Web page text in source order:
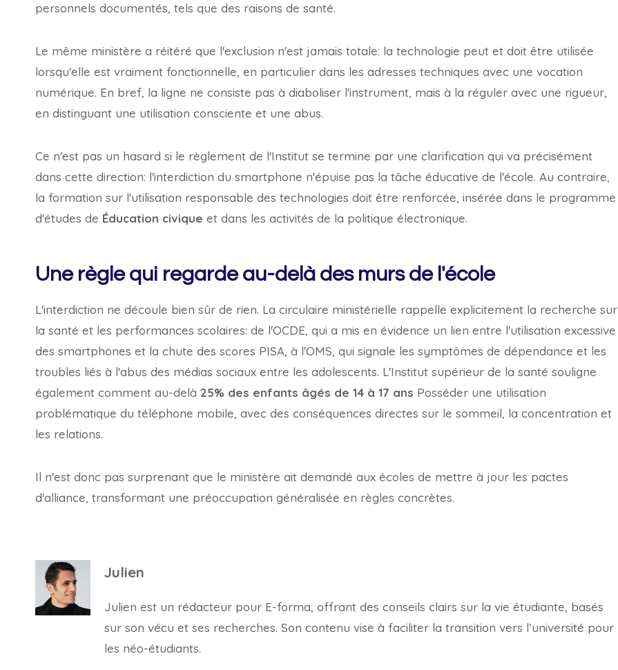
personnels documentés, tels que des raisons de santé.
Le même ministère a réitéré que l'exclusion n'est jamais totale: la technologie peut et doit être utilisée
lorsqu'elle est vraiment fonctionnelle, en particulier dans les adresses techniques avec une vocation
numérique. En bref, la ligne ne consiste pas à diaboliser l'instrument, mais à la réguler avec une rigueur,
en distinguant une utilisation consciente et une abus.
Ce n'est pas un hasard si le règlement de l'Institut se termine par une clarification qui va précisément
dans cette direction: l'interdiction du smartphone n'épuise pas la tâche éducative de l'école. Au contraire,
la formation sur l'utilisation responsable des technologies doit être renforcée, insérée dans le programme
d'études de Éducation civique et dans les activités de la politique électronique.
Une règle qui regarde au-delà des murs de l'école
L'interdiction ne découle bien sûr de rien. La circulaire ministérielle rappelle explicitement la recherche sur
la santé et les performances scolaires: de l'OCDE, qui a mis en évidence un lien entre l'utilisation excessive
des smartphones et la chute des scores PISA, à l'OMS, qui signale les symptômes de dépendance et les
troubles liés à l'abus des médias sociaux entre les adolescents. L'Institut supérieur de la santé souligne
également comment au-delà 25% des enfants âgés de 14 à 17 ans Posséder une utilisation
problématique du téléphone mobile, avec des conséquences directes sur le sommeil, la concentration et
les relations.
Il n'est donc pas surprenant que le ministère ait demandé aux écoles de mettre à jour les pactes
d'alliance, transformant une préoccupation généralisée en règles concrètes.
Julien
Julien est un rédacteur pour E-forma, offrant des conseils clairs sur la vie étudiante, basés
sur son vécu et ses recherches. Son contenu vise à faciliter la transition vers l’université pour
les néo-étudiants.